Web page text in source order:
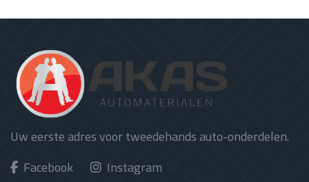
Uw eerste adres voor tweedehands auto-onderdelen.
Facebook
Instagram